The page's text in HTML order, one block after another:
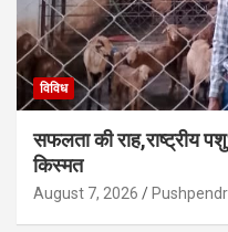
विविध
सफलता की राह,राष्ट्रीय
किस्मत
August 7, 2026